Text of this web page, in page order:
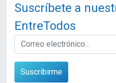
Suscríbete a
EntreTodos
EMAIL
Suscribirme